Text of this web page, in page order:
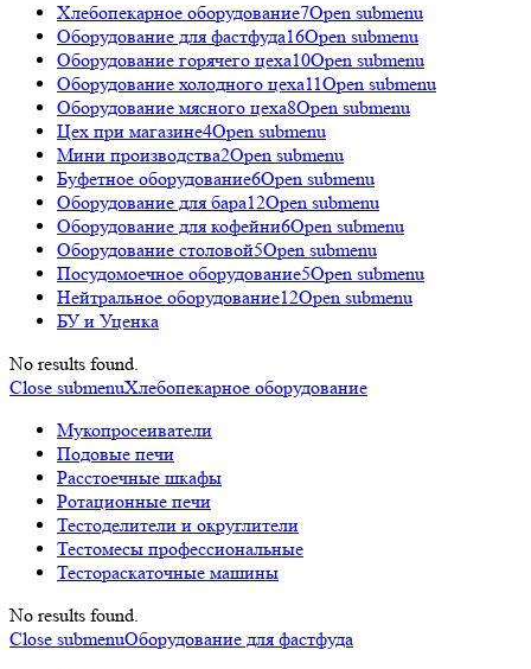
Хлебопекарное оборудование7Open submenu
Оборудование для фастфуда16Open submenu
Оборудование горячего цеха10Open submenu
Оборудование холодного цеха11Open submenu
Оборудование мясного цеха8Open submenu
Цех при магазине4Open submenu
Мини производства2Open submenu
Буфетное оборудование6Open submenu
Оборудование для бара12Open submenu
Оборудование для кофейни6Open submenu
Оборудование столовой5Open submenu
Посудомоечное оборудование5Open submenu
Нейтральное оборудование12Open submenu
БУ и Уценка
No results found.
Close submenuХлебопекарное оборудование
Мукопросеиватели
Подовые печи
Расстоечные шкафы
Ротационные печи
Тестоделители и округлители
Тестомесы профессиональные
Тестораскаточные машины
No results found.
Close submenuОборудование для фастфуда